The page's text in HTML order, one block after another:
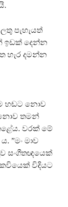
පැහැයත්
ඉඩක් දෙන්න
හැර දමන්න
හඬට නොව
තමන්
වරක් මේ
”මං මාව
සංගීතඥයෙක්
විදියට